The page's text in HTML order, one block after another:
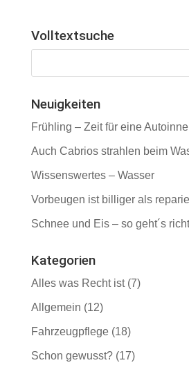
Volltextsuche
Neuigkeiten
Frühling – Zeit für eine
Auch Cabrios strahlen beim
Wissenswertes – Wasser
Vorbeugen ist billiger als
Schnee und Eis – so geht´s
Kategorien
Alles was Recht ist(7)
Allgemein (12)
Fahrzeugpflege(18)
Schon gewusst?(17)